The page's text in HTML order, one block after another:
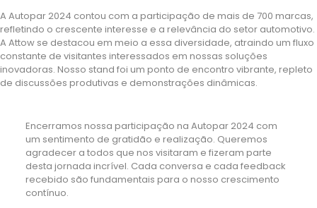
A Autopar 2024 contou com a participação de mais de 700 marcas,
refletindo o crescente interesse e a relevância do setor automotivo.
A Attow se destacou em meio a essa diversidade, atraindo um fluxo
constante de visitantes interessados em nossas soluções
inovadoras. Nosso stand foi um ponto de encontro vibrante, repleto
de discussões produtivas e demonstrações dinâmicas.
Encerramos nossa participação na Autopar 2024 com
um sentimento de gratidão e realização. Queremos
agradecer a todos que nos visitaram e fizeram parte
desta jornada incrível. Cada conversa e cada feedback
recebido são fundamentais para o nosso crescimento
contínuo.